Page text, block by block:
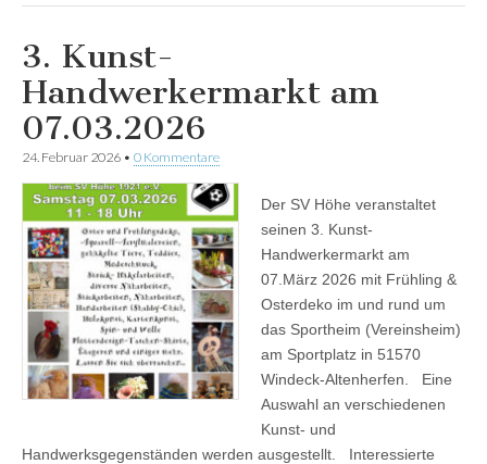
3. Kunst-
Handwerkermarkt am
07.03.2026
24. Februar 2026 • 0 Kommentare
Der SV Höhe veranstaltet
seinen 3. Kunst-
Handwerkermarkt am
07.März 2026 mit Frühling &
Osterdeko im und rund um
das Sportheim (Vereinsheim)
am Sportplatz in 51570
Windeck-Altenherfen. Eine
Auswahl an verschiedenen
Kunst- und
Handwerksgegenständen werden ausgestellt. Interessierte